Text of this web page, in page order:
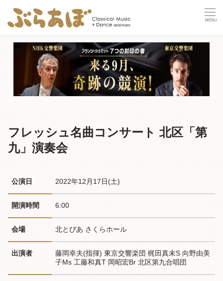
フレッシュ名曲コンサート 北区「第
九」演奏会
公演日 2022年12月17日(土)
開演時間 6:00
会場 北とぴあ さくらホール
出演者
藤岡幸夫(指揮) 東京交響楽団 梶田真未S 向野由美
子Ms 工藤和真T 岡昭宏Br 北区第九合唱団